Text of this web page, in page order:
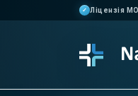
✓ Ліцензія